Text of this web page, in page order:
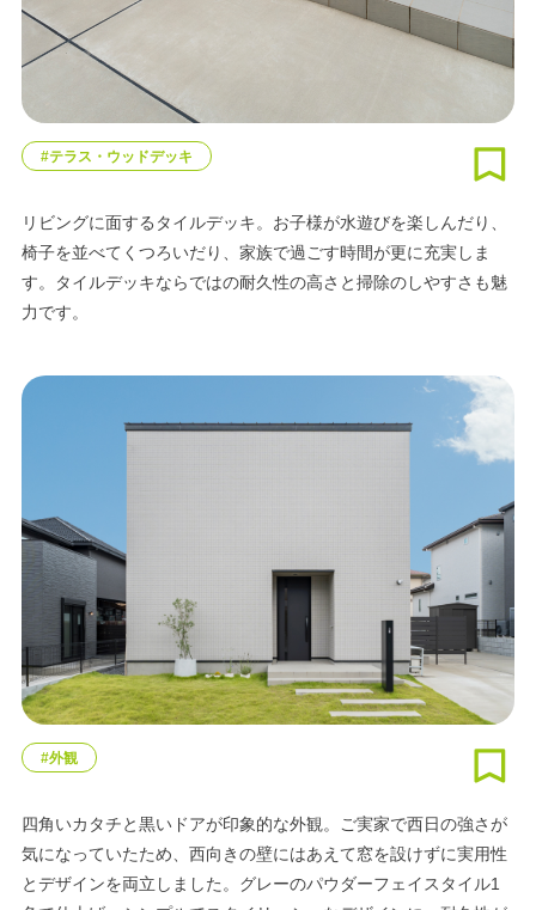
#テラス・ウッドデッキ
リビングに面するタイルデッキ。お子様が水遊びを楽しんだり、
椅子を並べてくつろいだり、家族で過ごす時間が更に充実しま
す。タイルデッキならではの耐久性の高さと掃除のしやすさも魅
力です。
#外観
四角いカタチと黒いドアが印象的な外観。ご実家で西日の強さが
気になっていたため、西向きの壁にはあえて窓を設けずに実用性
とデザインを両立しました。グレーのパウダーフェイスタイル1